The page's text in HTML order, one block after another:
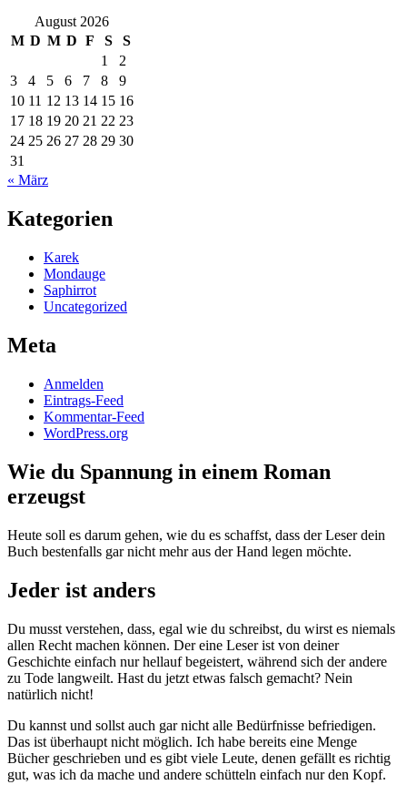
August 2026
M D M D F S
S
1
2
3
4 5 6 7 8
9
10 11 12 13 14 15 16
17 18 19 20 21 22 23
24 25 26 27 28 29 30
31
« März
Kategorien
Karek
Mondauge
Saphirrot
Uncategorized
Meta
Anmelden
Eintrags-Feed
Kommentar-Feed
WordPress.org
Wie du Spannung in einem Roman
erzeugst
Heute soll es darum gehen, wie du es schaffst, dass der Leser dein
Buch bestenfalls gar nicht mehr aus der Hand legen möchte.
Jeder ist anders
Du musst verstehen, dass, egal wie du schreibst, du wirst es niemals
allen Recht machen können. Der eine Leser ist von deiner
Geschichte einfach nur hellauf begeistert, während sich der andere
zu Tode langweilt. Hast du jetzt etwas falsch gemacht? Nein
natürlich nicht!
Du kannst und sollst auch gar nicht alle Bedürfnisse befriedigen.
Das ist überhaupt nicht möglich. Ich habe bereits eine Menge
Bücher geschrieben und es gibt viele Leute, denen gefällt es richtig
gut, was ich da mache und andere schütteln einfach nur den Kopf.